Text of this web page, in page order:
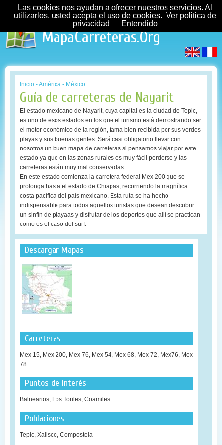
MapaCarreteras.Org
Inicio -América - México
Guía de carreteras de Nayarit
El estado mexicano de Nayarit, cuya capital es la ciudad de Tepic,
es uno de esos estados en los que el turismo está demostrando ser
el motor económico de la región, fama bien recibida por sus verdes
playas y sus buenas gentes. Será casi obligatorio llevar con
nosotros un buen mapa de carreteras si pensamos viajar por este
estado ya que en las zonas rurales es muy fácil perderse y las
carreteras están muy mal conservadas.
En este estado comienza la carretera federal Mex 200 que se
prolonga hasta el estado de Chiapas, recorriendo la magnífica
costa pacífica del país mexicano. Esta ruta se ha hecho
indispensable para todos aquellos turistas que desean descubrir
un sinfín de playaas y disfrutar de los deportes que allí se practican
como es el caso del surf.
Descargar Mapas
Carreteras
Mex 15, Mex 200, Mex 76, Mex 54, Mex 68, Mex 72, Mex76, Mex
78
Puntos de interés
Balnearios, Los Toriles, Coamiles
Poblaciones
Tepic, Xalisco, Compostela
Las cookies nos ayudan a ofrecer nuestros servicios. Al
utilizarlos, usted acepta el uso de cookies. Ver politica de
privacidad
Entendido